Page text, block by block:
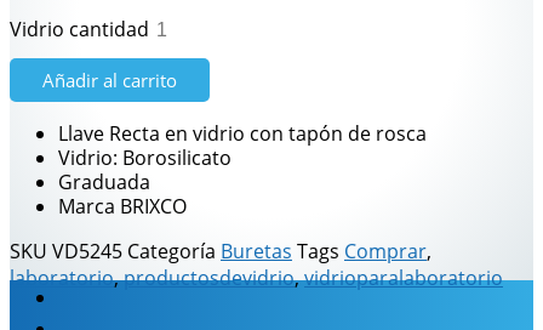
Vidrio cantidad
Añadir al carrito
Llave Recta en vidrio con tapón de rosca
Vidrio: Borosilicato
Graduada
Marca BRIXCO
SKU VD5245 Categoría Buretas Tags Comprar,
laboratorio,productosdevidrio,vidrioparalaboratorio
Descripción